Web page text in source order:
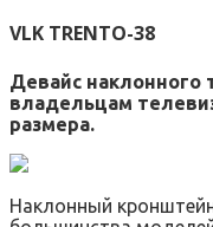
VLK TRENTO-38
Девайс наклонного
владельцам
размера.
Наклонный